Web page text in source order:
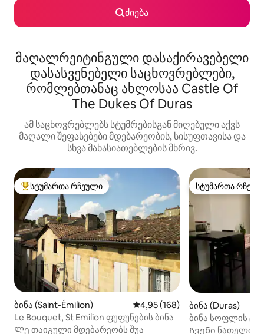
ძიება
მაღალრეიტინგული დასაქირავებელი
დასასვენებელი საცხოვრებლები,
რომლებთანაც ახლოსაა Castle Of
The Dukes Of Duras
ამ საცხოვრებლებს სტუმრებისგან მიღებული აქვს
მაღალი შეფასებები მდებარეობის, სისუფთავისა და
სხვა მახასიათებლების მხრივ.
სტუმართა რჩეული მოწინავე ვარიანტი
სტუმართა რჩეული
ბინა (Saint-Émilion) საშუალო შეფასებაა 5‑დან
4,95 (168)
Le Bouquet, St Emilion ფუფუნების ბინა
Ლე თაიგული მდებარეობს შუა
სტუმართა
სტუმართა
ბინა (Duras)
ბინა სოფლის
სართული)
Ჩვენი ნათელი